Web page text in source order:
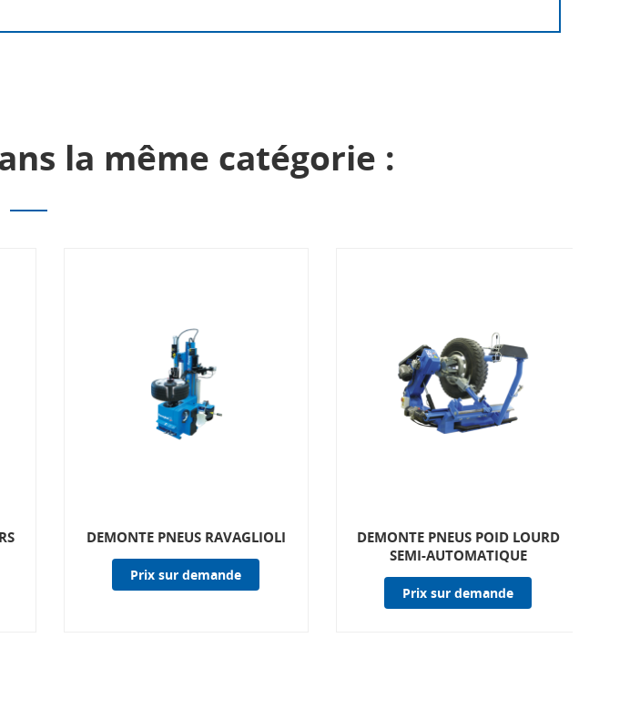
la même catégorie :
DEMONTE PNEUS RAVAGLIOLI
Prix sur demande
DEMONTE PNEUS POID LOURD
SEMI-AUTOMATIQUE
Prix sur demande